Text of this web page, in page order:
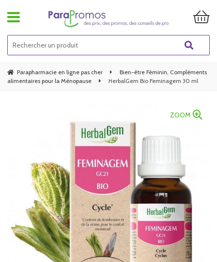
Parapharmacie en ligne pas cher
Bien-être Féminin, Compléments
alimentaires pour la Ménopause
HerbalGem Bio Feminagem 30 ml
ZOOM